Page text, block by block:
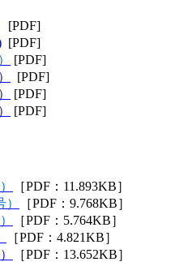
[PDF]
[PDF]
[PDF]
[PDF]
[PDF]
[PDF]
［PDF：11.893KB］
［PDF：9.768KB］
［PDF：5.764KB］
［PDF：4.821KB］
［PDF：13.652KB］